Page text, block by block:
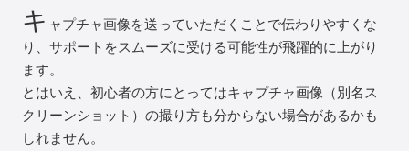
キ ャプチャ画像を送っていただくことで伝わりやすくな
り、サポートをスムーズに受ける可能性が飛躍的に上がり
ます。
とはいえ、初心者の方にとってはキャプチャ画像（別名ス
クリーンショット）の撮り方も分からない場合があるかも
しれません。